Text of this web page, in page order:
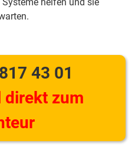
helfen und sie
43 01
direkt zum